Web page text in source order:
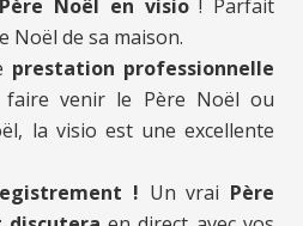
Noël en visio! Parfait
Noël de sa maison.
prestation professionnelle
venir le Père Noël ou
la visio est une excellente
! Un vrai Père